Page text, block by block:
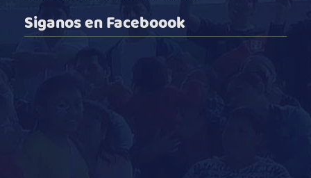
Siganos en Faceboook